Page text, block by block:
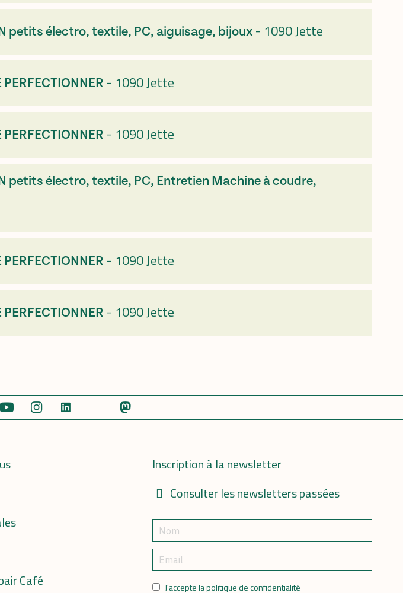
petits électro, textile, PC, aiguisage, bijoux - 1090 Jette
- 1090 Jette
- 1090 Jette
petits électro, textile, PC, Entretien Machine à coudre,
- 1090 Jette
- 1090 Jette
Café
Inscription à la newsletter
Consulter les newsletters passées
J'accepte la politique de confidentialité